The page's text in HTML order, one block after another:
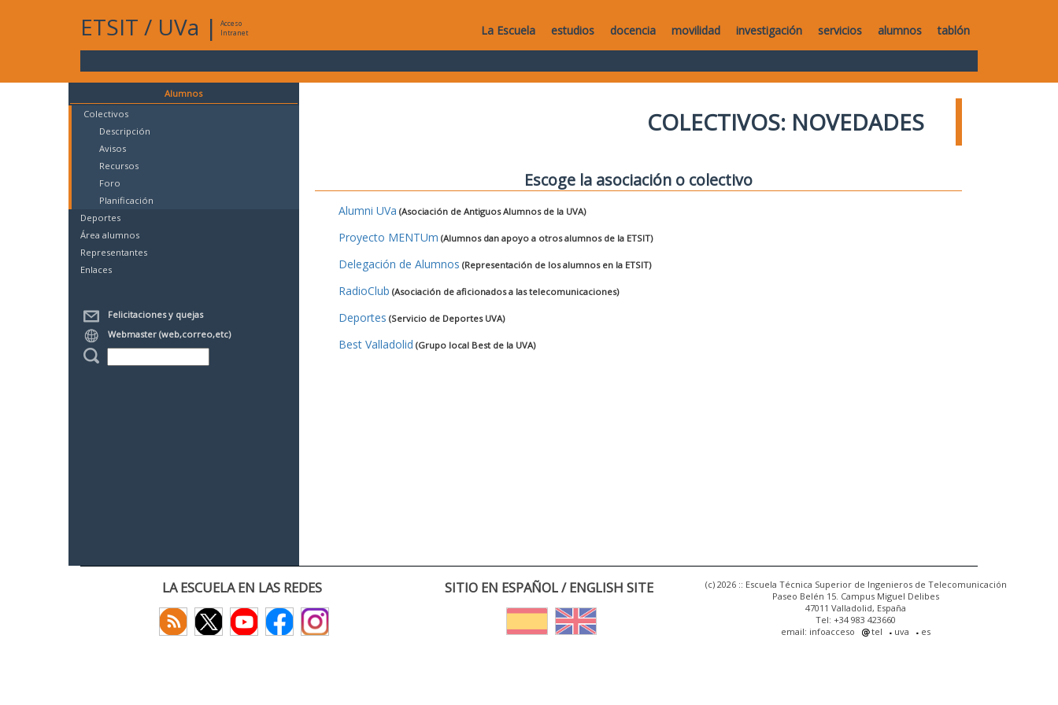
ETSIT / UVa |
Acceso
Intranet
La Escuela estudios docencia movilidad investigación servicios alumnos tablón
Alumnos
Colectivos
Descripción
Avisos
Recursos
Foro
Planificación
Deportes
Área alumnos
Representantes
Enlaces
Felicitaciones y quejas
Webmaster (web,correo,etc)
COLECTIVOS: NOVEDADES
Escoge la asociación o colectivo
Alumni UVa (Asociación de Antiguos Alumnos de la UVA)
Proyecto MENTUm (Alumnos dan apoyo a otros alumnos de la ETSIT)
Delegación de Alumnos (Representación de los alumnos en la ETSIT)
RadioClub (Asociación de aficionados a las telecomunicaciones)
Deportes (Servicio de Deportes UVA)
Best Valladolid (Grupo local Best de la UVA)
LA ESCUELA EN LAS REDES SITIO EN ESPAÑOL / ENGLISH SITE
(c) 2026 :: Escuela Técnica Superior de Ingenieros de Telecomunicación
Paseo Belén 15. Campus Miguel Delibes
47011 Valladolid, España
Tel: +34 983 423660
email: infoacceso
tel uva es